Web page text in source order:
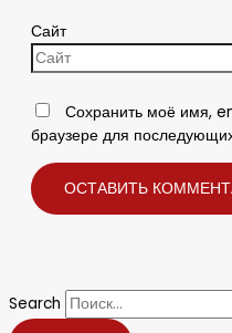
Сайт
Сохранить моё имя,
браузере для
Search